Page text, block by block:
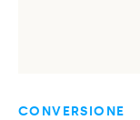
CONVERSIONE